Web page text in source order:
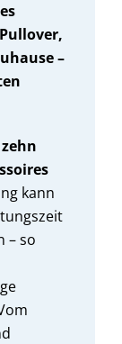
–
kann
– so